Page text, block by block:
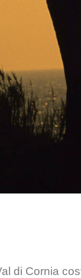
di Cornia